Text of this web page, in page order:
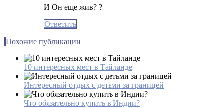
И Он еще жив? ?
Ответить
Похожие публикации
10 интересных мест в Тайланде
Интересный отдых с детьми за границей
Что обязательно купить в Индии?